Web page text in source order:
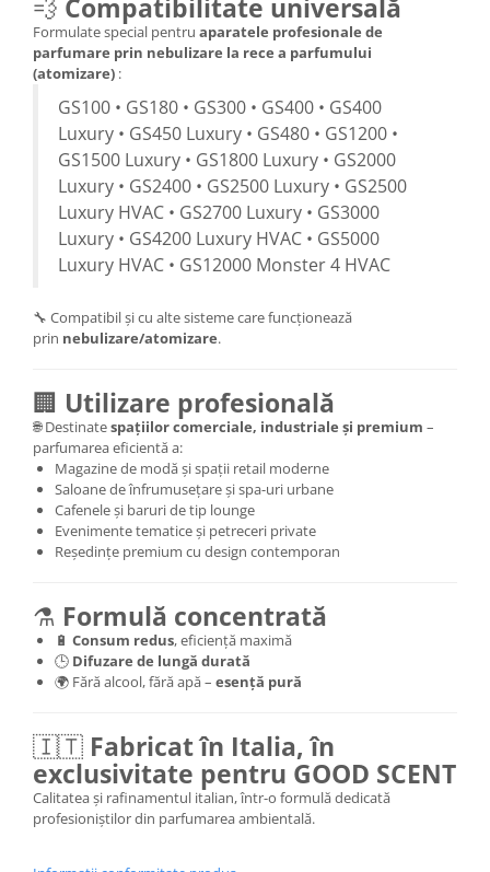
💨 Compatibilitate universală
Formulate special pentru aparatele profesionale de
parfumare prin nebulizare la rece a parfumului
(atomizare) :
GS100 • GS180 • GS300 • GS400 • GS400
Luxury • GS450 Luxury • GS480 • GS1200 •
GS1500 Luxury • GS1800 Luxury • GS2000
Luxury • GS2400 • GS2500 Luxury • GS2500
Luxury HVAC • GS2700 Luxury • GS3000
Luxury • GS4200 Luxury HVAC • GS5000
Luxury HVAC • GS12000 Monster 4 HVAC
🔧 Compatibil și cu alte sisteme care funcționează
prin nebulizare/atomizare.
🏢 Utilizare profesională
🌐 Destinatespațiilor comerciale, industriale și premium –
parfumarea eficientă a:
Magazine de modă și spații retail moderne
Saloane de înfrumusețare și spa-uri urbane
Cafenele și baruri de tip lounge
Evenimente tematice și petreceri private
Reședințe premium cu design contemporan
⚗️ Formulă concentrată
🔋 Consum redus, eficiență maximă
🕒 Difuzare de lungă durată
🌍 Fără alcool, fără apă – esență pură
🇮🇹 Fabricat în Italia, în
exclusivitate pentru GOOD SCENT
Calitatea și rafinamentul italian, într-o formulă dedicată
profesioniștilor din parfumarea ambientală.